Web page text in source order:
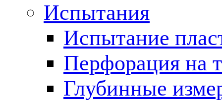
Испытания
Испытание
Перфорация на
Глубинные